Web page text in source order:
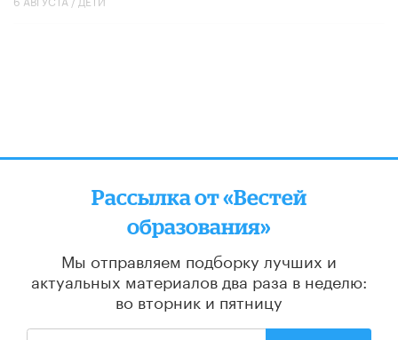
Рассылка от «Вестей
образования»
Мы отправляем подборку лучших и
актуальных материалов два раза в неделю:
во вторник и пятницу